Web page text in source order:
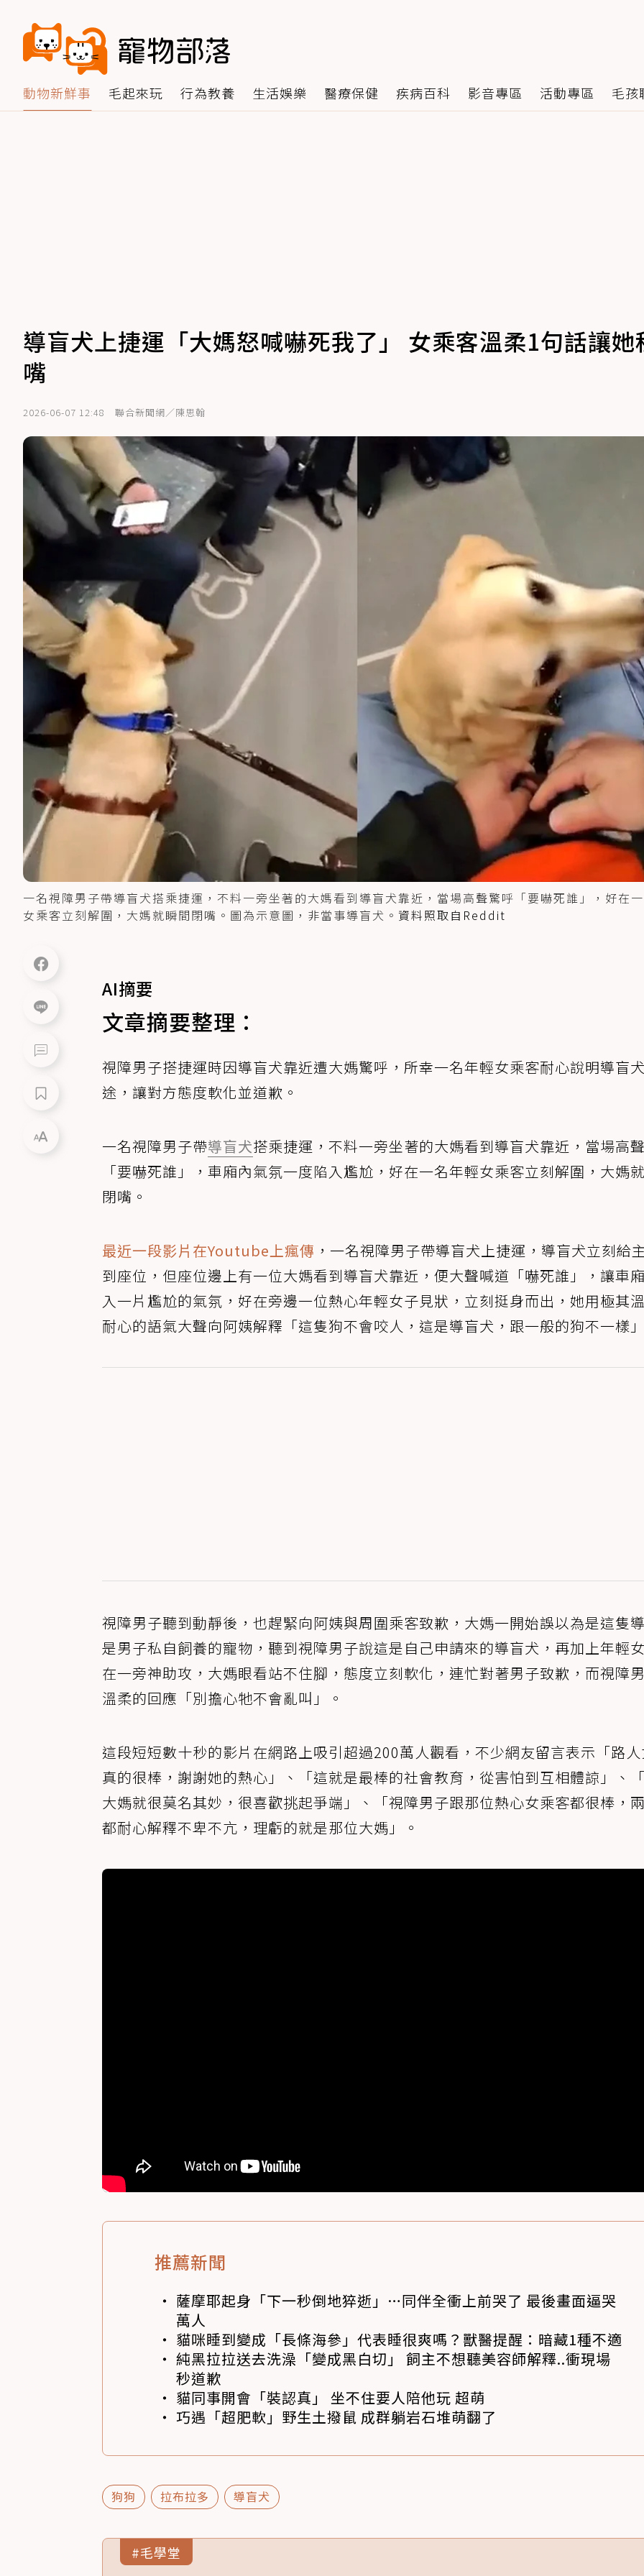
動物新鮮事 毛起來玩 行為教養 生活娛樂 醫療保健 疾病百科 影音專區 活動專區 毛孩
導盲犬上捷運「大媽怒喊嚇死我了」 女乘客溫柔1句話讓她
嘴
2026-06-07 12:48 聯合新聞網／陳思翰
一名視障男子帶導盲犬搭乘捷運，不料一旁坐著的大媽看到導盲犬靠近，當場高聲驚呼「要嚇死誰」，好在
女乘客立刻解圍，大媽就瞬間閉嘴。圖為示意圖，非當事導盲犬。 資料照取自Reddit
AI摘要
文章摘要整理：
視障男子搭捷運時因導盲犬靠近遭大媽驚呼，所幸一名年輕女乘客耐心說明導盲
途，讓對方態度軟化並道歉。
一名視障男子帶導盲犬搭乘捷運，不料一旁坐著的大媽看到導盲犬靠近，當場高
「要嚇死誰」，車廂內氣氛一度陷入尷尬，好在一名年輕女乘客立刻解圍，大媽
閉嘴。
最近一段影片在Youtube上瘋傳 ，一名視障男子帶導盲犬上捷運，導盲犬立刻給
到座位，但座位邊上有一位大媽看到導盲犬靠近，便大聲喊道「嚇死誰」，讓車
入一片尷尬的氣氛，好在旁邊一位熱心年輕女子見狀，立刻挺身而出，她用極其
耐心的語氣大聲向阿姨解釋「這隻狗不會咬人，這是導盲犬，跟一般的狗不一樣」
視障男子聽到動靜後，也趕緊向阿姨與周圍乘客致歉，大媽一開始誤以為是這隻
是男子私自飼養的寵物，聽到視障男子說這是自己申請來的導盲犬，再加上年輕
在一旁神助攻，大媽眼看站不住腳，態度立刻軟化，連忙對著男子致歉，而視障
溫柔的回應「別擔心牠不會亂叫」。
這段短短數十秒的影片在網路上吸引超過200萬人觀看，不少網友留言表示「路人
真的很棒，謝謝她的熱心」、「這就是最棒的社會教育，從害怕到互相體諒」、
大媽就很莫名其妙，很喜歡挑起爭端」、「視障男子跟那位熱心女乘客都很棒，
都耐心解釋不卑不亢，理虧的就是那位大媽」。
推薦新聞
薩摩耶起身「下一秒倒地猝逝」…同伴全衝上前哭了 最後畫面逼哭
萬人
貓咪睡到變成「長條海參」代表睡很爽嗎？獸醫提醒：暗藏1種不適
純黑拉拉送去洗澡「變成黑白切」 飼主不想聽美容師解釋..衝現場
秒道歉
貓同事開會「裝認真」 坐不住要人陪他玩 超萌
巧遇「超肥軟」野生土撥鼠 成群躺岩石堆萌翻了
狗狗 拉布拉多 導盲犬
#毛學堂